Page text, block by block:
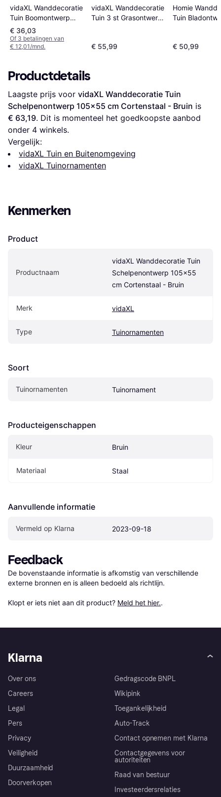
vidaXL Wanddecoratie
Tuin Boomontwerp
55x55 cm Cortenstaal
€ 36,03
Of 3 betalingen van
€ 12,01/mnd.
vidaXL Wanddecoratie
Tuin 3 st Grasontwerp
€ 55,99
Homie
Tuin
€ 50,99
Productdetails
Laagste prijs voor vidaXL Wanddecoratie Tuin
Schelpenontwerp 105x55 cm Cortenstaal - Bruin
€ 63,19. Dit is momenteel het goedkoopste aanbod
onder 4 winkels.
Vergelijk:
vidaXL Tuin en Buitenomgeving
vidaXL Tuinornamenten
Kenmerken
Product
Productnaam
vidaXL Wanddecoratie Tuin
Schelpenontwerp 105x55
cm Cortenstaal - Bruin
Merk vidaXL
Type Tuinornamenten
Soort
Tuinornamenten Tuinornament
Producteigenschappen
Kleur Bruin
Materiaal Staal
Aanvullende informatie
Vermeld op Klarna 2023-09-18
Feedback
De bovenstaande informatie is afkomstig van verschillende
externe bronnen en is alleen bedoeld als richtlijn.
Klopt er iets niet aan dit product? Meld het hier..
Klarna
Over ons
Careers
Legal
Pers
Privacy
Veiligheid
Duurzaamheid
Doorverkopen
Gedragscode BNPL
Wikipink
Toegankelijkheid
Auto-Track
Contact opnemen met Klarna
Contactgegevens voor
autoriteiten
Raad van bestuur
Investeerdersrelaties